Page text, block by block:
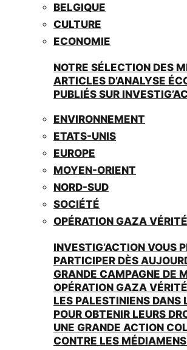
BELGIQUE
CULTURE
ECONOMIE
NOTRE SÉLECTION DES
ARTICLES D’ANALYSE
PUBLIÉS SUR
ENVIRONNEMENT
ETATS-UNIS
EUROPE
MOYEN-ORIENT
NORD-SUD
SOCIÉTÉ
OPÉRATION GAZA VÉRITÉ
INVESTIG’ACTION VOUS
PARTICIPER DÈS
GRANDE CAMPAGNE DE
OPÉRATION GAZA
LES PALESTINIENS DANS
POUR OBTENIR LEURS
UNE GRANDE ACTION
CONTRE LES